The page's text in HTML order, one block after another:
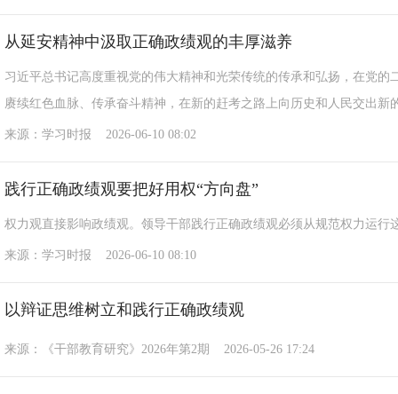
从延安精神中汲取正确政绩观的丰厚滋养
习近平总书记高度重视党的伟大精神和光荣传统的传承和弘扬，在党
赓续红色血脉、传承奋斗精神，在新的赶考之路上向历史和人民交出新
来源：学习时报 2026-06-10 08:02
践行正确政绩观要把好用权“方向盘”
权力观直接影响政绩观。领导干部践行正确政绩观必须从规范权力运
来源：学习时报 2026-06-10 08:10
以辩证思维树立和践行正确政绩观
来源：《干部教育研究》2026年第2期 2026-05-26 17:24